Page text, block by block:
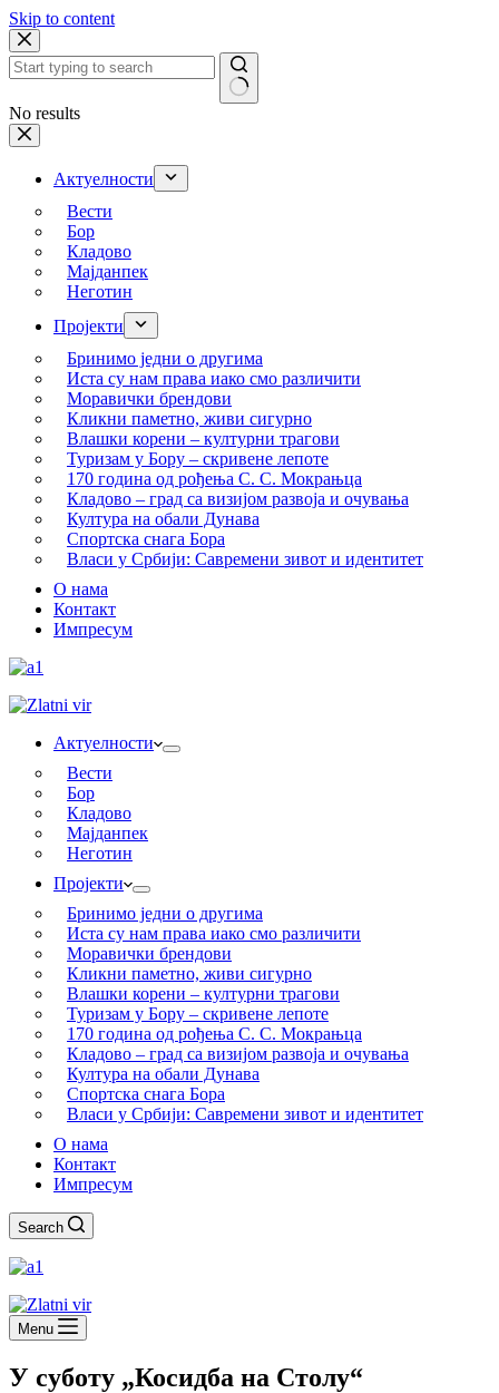
Skip to content
No results
Актуелности
Вести
Бор
Кладово
Мајданпек
Неготин
Пројекти
Бринимо једни о другима
Иста су нам права иако смо различити
Моравички брендови
Кликни паметно, живи сигурно
Влашки корени – културни трагови
Туризам у Бору – скривене лепоте
170 година од рођења С. С. Мокрањца
Кладово – град са визијом развоја и очувања
Култура на обали Дунава
Спортска снага Бора
Власи у Србији: Савремени зивот и идентитет
О нама
Контакт
Импресум
Актуелности
Вести
Бор
Кладово
Мајданпек
Неготин
Пројекти
Бринимо једни о другима
Иста су нам права иако смо различити
Моравички брендови
Кликни паметно, живи сигурно
Влашки корени – културни трагови
Туризам у Бору – скривене лепоте
170 година од рођења С. С. Мокрањца
Кладово – град са визијом развоја и очувања
Култура на обали Дунава
Спортска снага Бора
Власи у Србији: Савремени зивот и идентитет
О нама
Контакт
Импресум
Search
Menu
У суботу „Косидба на Столу“